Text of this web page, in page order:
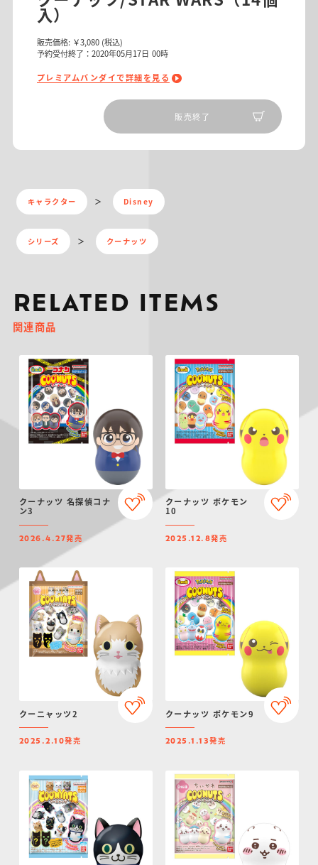
入）
販売価格: ￥3,080 (税込)
予約受付終了：2020年05月17日 00時
プレミアムバンダイで詳細を見る
販売終了
キャラクター Disney
シリーズ クーナッツ
RELATED ITEMS
関連商品
クーナッツ 名探偵コナ
ン3
2026.4.27発売
クーナッツ ポケモン
10
2025.12.8発売
クーニャッツ2
2025.2.10発売
クーナッツ ポケモン9
2025.1.13発売